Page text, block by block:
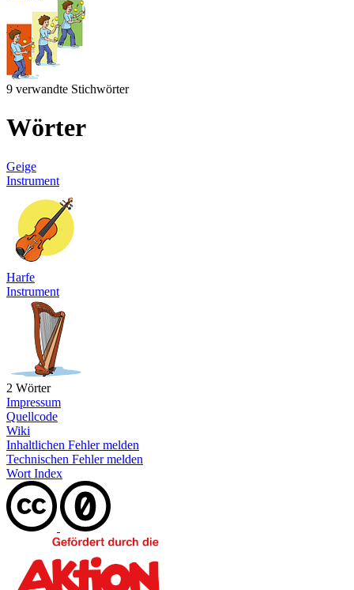
9 verwandte Stichwörter
Wörter
Geige
Instrument
Harfe
Instrument
2 Wörter
Impressum
Quellcode
Wiki
Inhaltlichen Fehler melden
Technischen Fehler melden
Wort Index